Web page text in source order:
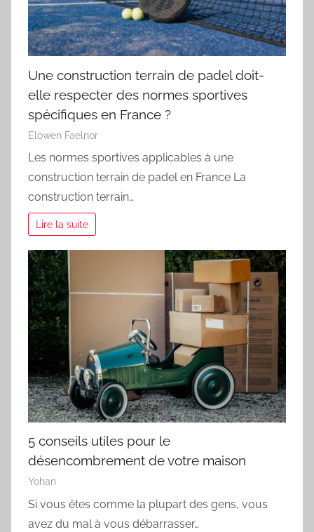
Une construction terrain de padel doit-
elle respecter des normes sportives
spécifiques en France ?
Elowen Faelnor
Les normes sportives applicables à une
construction terrain de padel en France La
construction terrain…
Lire la suite
5 conseils utiles pour le
désencombrement de votre maison
Yohan
Si vous êtes comme la plupart des gens, vous
avez du mal à vous débarrasser…